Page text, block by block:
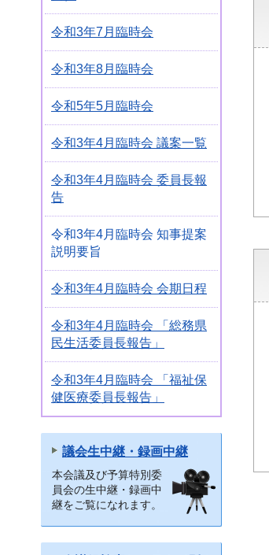
令和3年7月臨時会
令和3年8月臨時会
令和5年5月臨時会
令和3年4月臨時会 議案一覧
令和3年4月臨時会 委員長報
告
令和3年4月臨時会 知事提案
説明要旨
令和3年4月臨時会 会期日程
令和3年4月臨時会 「総務県
民生活委員長報告」
令和3年4月臨時会 「福祉保
健医療委員長報告」
議会生中継・録画中継
本会議及び予算特別委
員会の生中継・録画中
継をご覧になれます。